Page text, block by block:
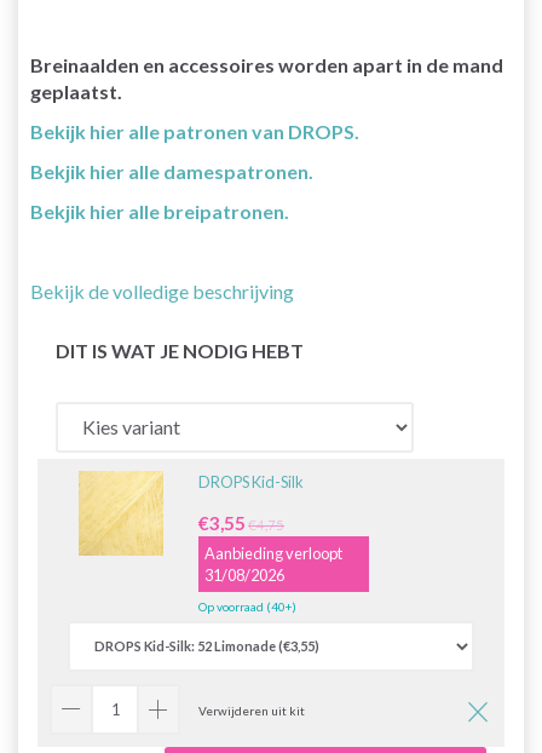
Breinaalden en accessoires worden apart in de mand
geplaatst.
Bekijk hier alle patronen van DROPS.
Bekjik hier alle damespatronen.
Bekjik hier alle breipatronen.
Bekijk de volledige beschrijving
DIT IS WAT JE NODIG HEBT
DROPS Kid-Silk
€3,55 €4,75
Aanbieding verloopt
31/08/2026
Op voorraad (40+)
Verwijderen uit kit